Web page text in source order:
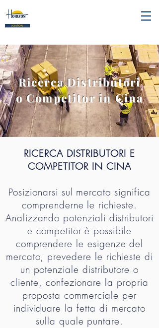
Ricerca Distributori
o Competitor in Cina
RICERCA DISTRIBUTORI E
COMPETITOR IN CINA
Posizionarsi sul mercato significa
comprenderne le richieste.
Analizzando potenziali distributori
e competitor è possibile
comprendere le esigenze del
mercato, prevedere le richieste di
un potenziale distributore o
cliente, confezionare la propria
proposta commerciale per
individuare la fetta di mercato
sulla quale puntare.